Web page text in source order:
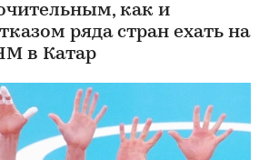
как и
ряда стран ехать на
в Катар